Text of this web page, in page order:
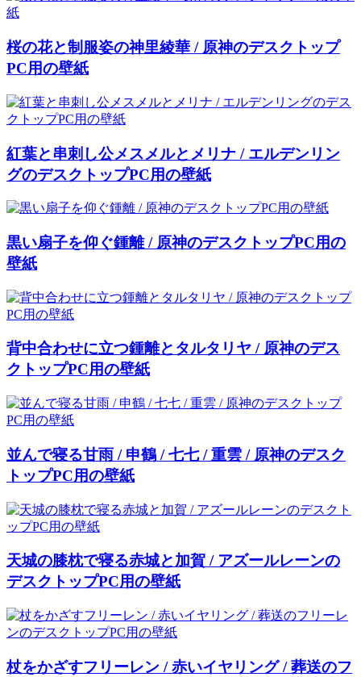
桜の花と制服姿の神里綾華 / 原神のデスクトップ
PC用の壁紙
紅葉と串刺し公メスメルとメリナ / エルデンリン
グのデスクトップPC用の壁紙
黒い扇子を仰ぐ鍾離 / 原神のデスクトップPC用の
壁紙
背中合わせに立つ鍾離とタルタリヤ / 原神のデス
クトップPC用の壁紙
並んで寝る甘雨 / 申鶴 / 七七 / 重雲 / 原神のデスク
トップPC用の壁紙
天城の膝枕で寝る赤城と加賀 / アズールレーンの
デスクトップPC用の壁紙
杖をかざすフリーレン / 赤いイヤリング / 葬送のフ